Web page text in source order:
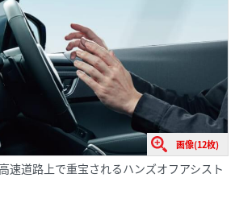
画像(12枚)
速道路上で重宝されるハンズオフアシスト